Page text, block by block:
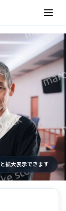
拡大表示できます